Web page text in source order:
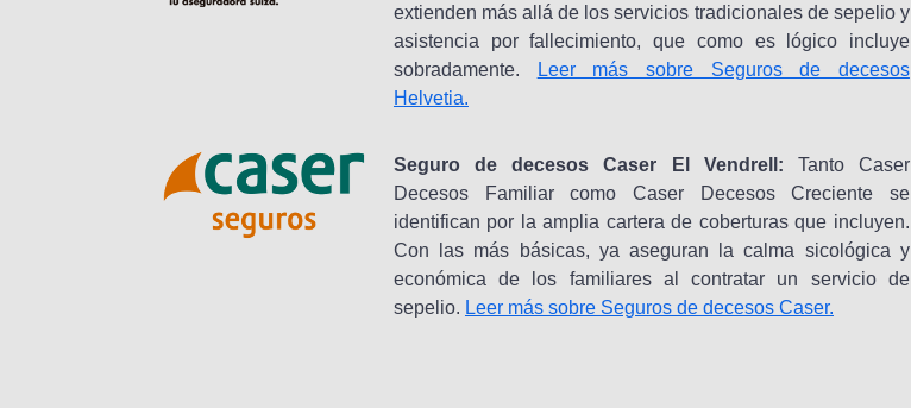
extienden más allá de los servicios tradicionales de sepelio y
asistencia por fallecimiento, que como es lógico incluye
sobradamente.
Leer más sobre Seguros de decesos
Helvetia.
Seguro de decesos Caser El Vendrell: Tanto Caser
Decesos Familiar como Caser Decesos Creciente se
identifican por la amplia cartera de coberturas que incluyen.
Con las más básicas, ya aseguran la calma sicológica y
económica de los familiares al contratar un servicio de
sepelio. Leer más sobre Seguros de decesos Caser.